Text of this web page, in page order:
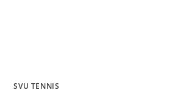
SVU TENNIS